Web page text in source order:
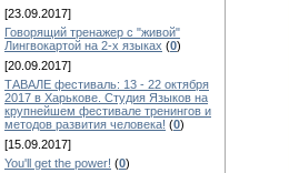
[23.09.2017]
Говорящий тренажер с "живой"
Лингвокартой на 2-х языках (0)
[20.09.2017]
ТАВАЛЕ фестиваль: 13 - 22 октября
2017 в Харькове. Студия Языков на
крупнейшем фестивале тренингов и
методов развития человека! (0)
[15.09.2017]
You'll get the power! (0)